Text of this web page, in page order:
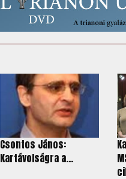
Csontos János:
Kartávolságra a...